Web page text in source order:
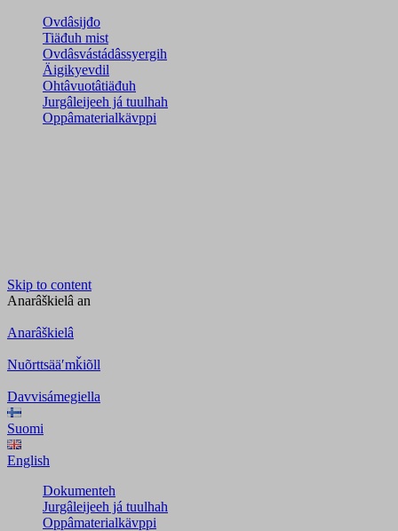
Ovdâsijđo
Tiäđuh mist
Ovdâsvástádâssyergih
Äigikyevdil
Ohtâvuotâtiäđuh
Jurgâleijeeh já tuulhah
Oppâmaterialkävppi
Skip to content
Anarâškielâ an
Anarâškielâ
Nuõrttsääʹmǩiõll
Davvisámegiella
Suomi
English
Dokumenteh
Jurgâleijeeh já tuulhah
Oppâmaterialkävppi